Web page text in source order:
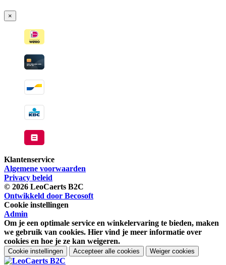
×
Klantenservice
Algemene voorwaarden
Privacy beleid
© 2026 LeoCaerts B2C
Ontwikkeld door Becosoft
Cookie instellingen
Admin
Om je een optimale service en winkelervaring te bieden, maken
we gebruik van cookies. Hier vind je meer informatie over
cookies en hoe je ze kan weigeren.
Cookie instellingen Accepteer alle cookies Weiger cookies